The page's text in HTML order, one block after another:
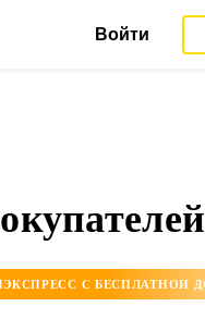
Войти